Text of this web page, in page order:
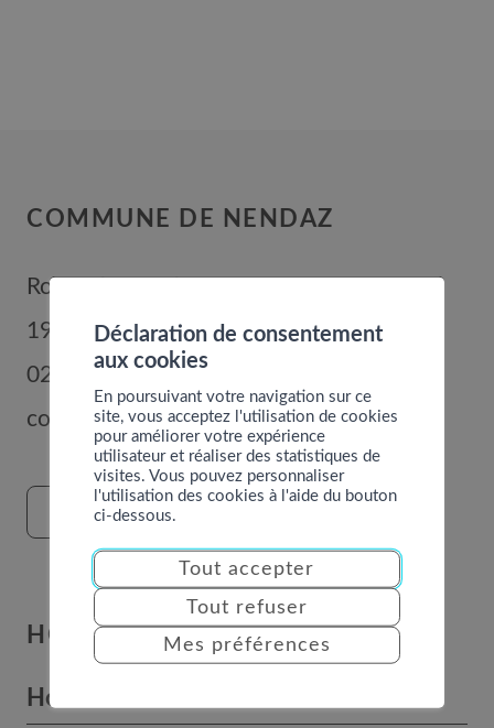
COMMUNE DE NENDAZ
Route de Nendaz 352
1996
Basse-Nendaz
027 289 56 00
commune@nendaz.org
FORMULAIRE DE CONTACT
HORAIRES
Horaires des bureaux
Déclaration de consentement
aux cookies
En poursuivant votre navigation sur ce
site, vous acceptez l'utilisation de cookies
pour améliorer votre expérience
utilisateur et réaliser des statistiques de
visites. Vous pouvez personnaliser
l'utilisation des cookies à l'aide du bouton
ci-dessous.
Tout accepter
Tout refuser
Mes préférences